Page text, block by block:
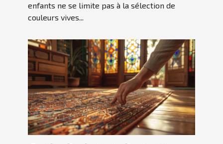
enfants ne se limite pas à la sélection de
couleurs vives...